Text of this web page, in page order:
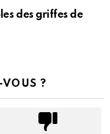
des griffes de
?